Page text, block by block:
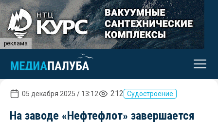
реклама
05 декабря 2025 / 13:12 212 Судостроение
На заводе «Нефтефлот» завершается